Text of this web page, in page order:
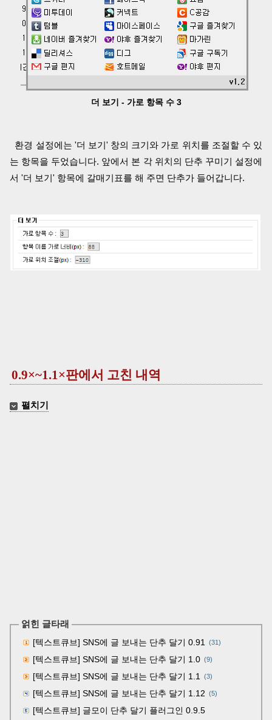
더 보기 - 가로 항목 수 3
환경 설정에는 '더 보기' 창의 크기와 가로 위치를 조절할 수 있
는 항목을 두었습니다. 앞에서 본 각 위치의 단추 꾸미기 설정에
서 '더 보기' 항목에 갈매기표를 해 주면 단추가 들어갑니다.
0.9×~1.1×판에서 고친 내역
펼치기
얽힌 글타래
[텍스트큐브] SNS에 글 보내는 단추 달기 0.91 (31)
[텍스트큐브] SNS에 글 보내는 단추 달기 1.0 (9)
[텍스트큐브] SNS에 글 보내는 단추 달기 1.1 (3)
[텍스트큐브] SNS에 글 보내는 단추 달기 1.12 (5)
[텍스트큐브] 글모이 단추 달기 플러그인 0.9.5